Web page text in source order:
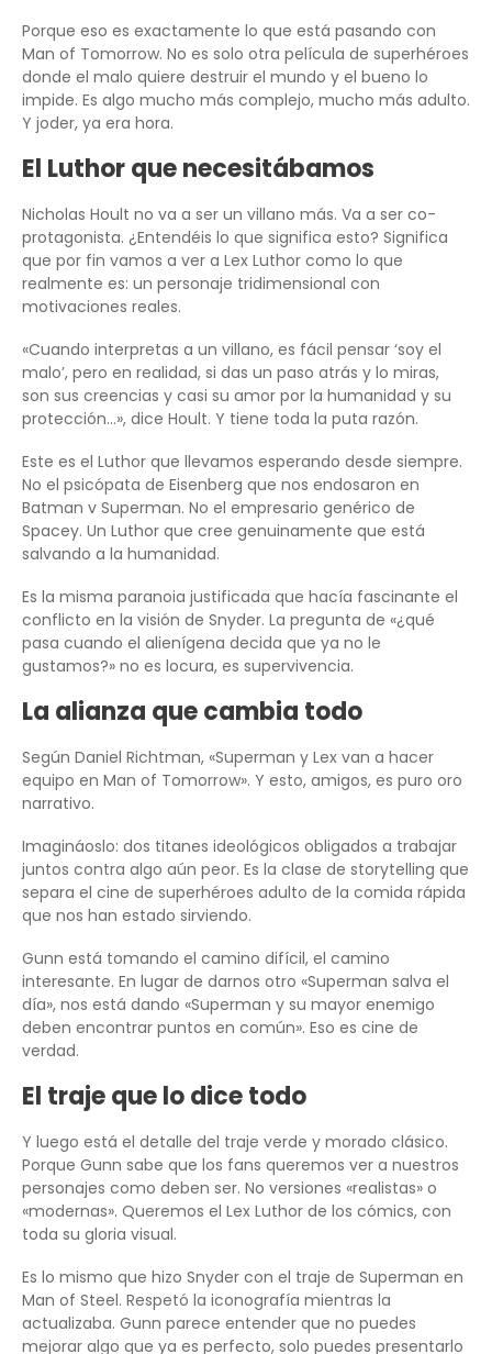
Porque eso es exactamente lo que está pasando con
Man of Tomorrow. No es solo otra película de superhéroes
donde el malo quiere destruir el mundo y el bueno lo
impide. Es algo mucho más complejo, mucho más adulto.
Y joder, ya era hora.
El Luthor que necesitábamos
Nicholas Hoult no va a ser un villano más. Va a ser co-
protagonista. ¿Entendéis lo que significa esto? Significa
que por fin vamos a ver a Lex Luthor como lo que
realmente es: un personaje tridimensional con
motivaciones reales.
«Cuando interpretas a un villano, es fácil pensar ‘soy el
malo’, pero en realidad, si das un paso atrás y lo miras,
son sus creencias y casi su amor por la humanidad y su
protección…», dice Hoult. Y tiene toda la puta razón.
Este es el Luthor que llevamos esperando desde siempre.
No el psicópata de Eisenberg que nos endosaron en
Batman v Superman. No el empresario genérico de
Spacey. Un Luthor que cree genuinamente que está
salvando a la humanidad.
Es la misma paranoia justificada que hacía fascinante el
conflicto en la visión de Snyder. La pregunta de «¿qué
pasa cuando el alienígena decida que ya no le
gustamos?» no es locura, es supervivencia.
La alianza que cambia todo
Según Daniel Richtman, «Superman y Lex van a hacer
equipo en Man of Tomorrow». Y esto, amigos, es puro oro
narrativo.
Imagináoslo: dos titanes ideológicos obligados a trabajar
juntos contra algo aún peor. Es la clase de storytelling que
separa el cine de superhéroes adulto de la comida rápida
que nos han estado sirviendo.
Gunn está tomando el camino difícil, el camino
interesante. En lugar de darnos otro «Superman salva el
día», nos está dando «Superman y su mayor enemigo
deben encontrar puntos en común». Eso es cine de
verdad.
El traje que lo dice todo
Y luego está el detalle del traje verde y morado clásico.
Porque Gunn sabe que los fans queremos ver a nuestros
personajes como deben ser. No versiones «realistas» o
«modernas». Queremos el Lex Luthor de los cómics, con
toda su gloria visual.
Es lo mismo que hizo Snyder con el traje de Superman en
Man of Steel. Respetó la iconografía mientras la
actualizaba. Gunn parece entender que no puedes
mejorar algo que ya es perfecto, solo puedes presentarlo